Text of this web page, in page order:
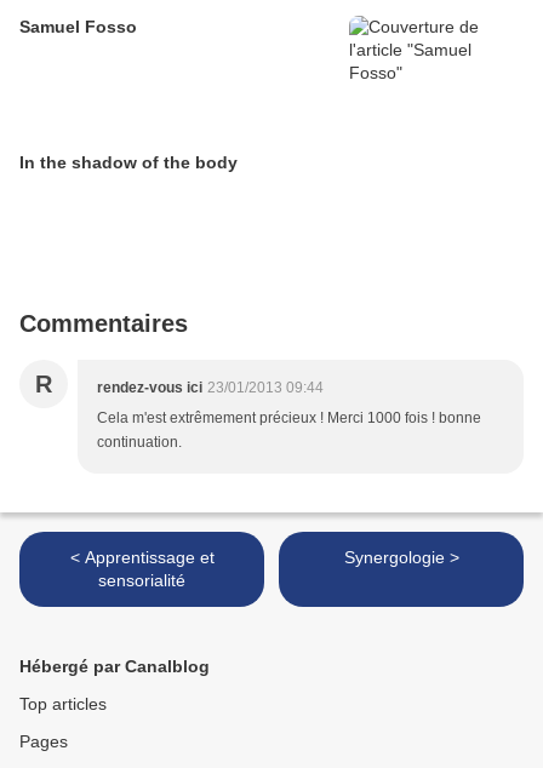
Samuel Fosso
In the shadow of the body
Commentaires
R rendez-vous ici 23/01/2013 09:44
Cela m'est extrêmement précieux ! Merci 1000 fois ! bonne
continuation.
< Apprentissage et
sensorialité
Synergologie >
Hébergé par Canalblog
Top articles
Pages